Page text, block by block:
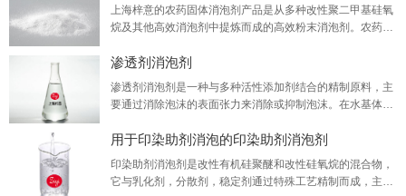
上海梓意的农药固体消泡剂产品是从多种改性聚二甲基硅氧
烷及其他高效消泡剂中提炼而成的高效粉末消泡剂。农药固
渗透剂消泡剂
渗透剂消泡剂是一种与多种活性添加剂结合的精制原料，主
要通过消除泡沫的表面张力来消除或抑制泡沫。在水基体系
好，耐碱性强。
用于印染助剂消泡的印染助剂消泡剂
印染助剂消泡剂是改性有机硅聚醚和改性硅氧烷的混合物，
它与乳化剂，分散剂，稳定剂通过特殊工艺精制而成，主要